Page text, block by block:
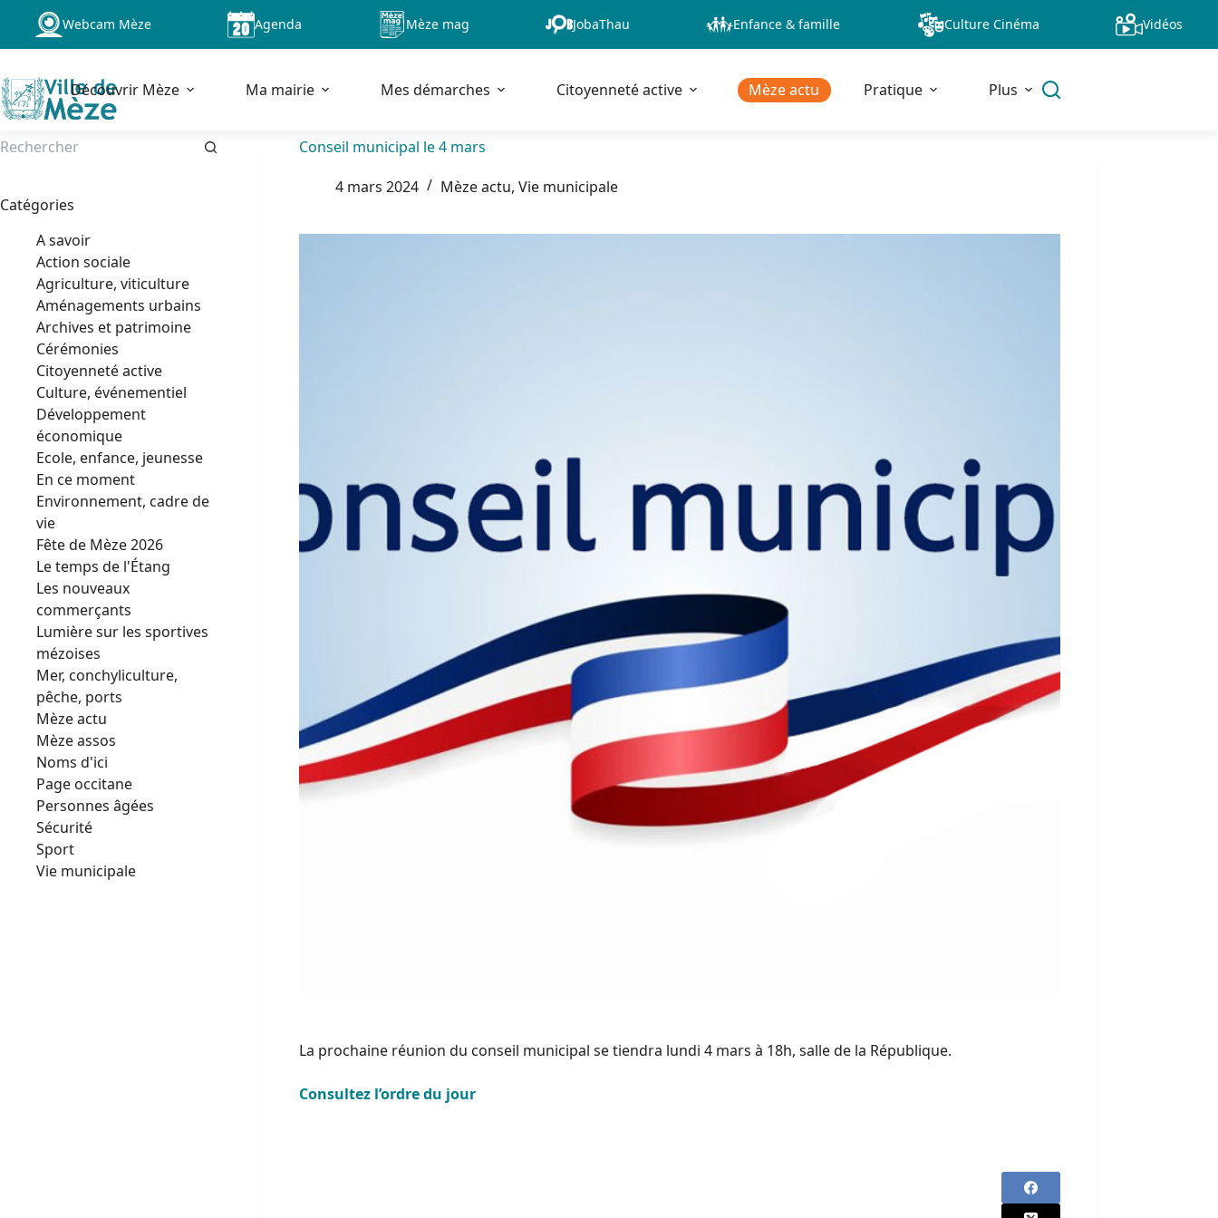
Passer
contenu
Webcam Mèze Agenda Mèze mag JobaThau Enfance & famille Culture Cinéma Vidéos
Découvrir Mèze Ma mairie Mes démarches Citoyenneté active Mèze actu Pratique Plus
Conseil municipal le 4 mars
4 mars 2024
Mèze actu,Vie municipale
La prochaine réunion du conseil municipal se tiendra lundi 4 mars à 18h, salle de la République.
Consultez l’ordre du jour
Catégories
A savoir
Action sociale
Agriculture, viticulture
Aménagements urbains
Archives et patrimoine
Cérémonies
Citoyenneté active
Culture, événementiel
Développement
économique
Ecole, enfance, jeunesse
En ce moment
Environnement, cadre de
vie
Fête de Mèze 2026
Le temps de l'Étang
Les nouveaux
commerçants
Lumière sur les sportives
mézoises
Mer, conchyliculture,
pêche, ports
Mèze actu
Mèze assos
Noms d'ici
Page occitane
Personnes âgées
Sécurité
Sport
Vie municipale